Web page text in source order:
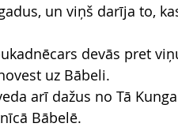
un viņš darīja to,
devās pret
uz Bābeli.
arī dažus no Tā
Bābelē.